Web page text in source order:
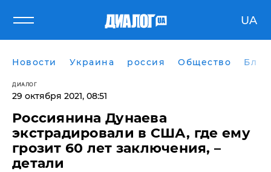
UA
Новости Украина россия Общество
ДИАЛОГ
29 октября 2021, 08:51
Россиянина Дунаева
экстрадировали в США, где ему
грозит 60 лет заключения, –
детали